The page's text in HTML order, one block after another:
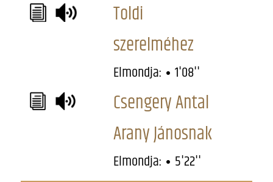
Toldi
szerelméhez
Elmondja: 1'08''
Csengery Antal
Arany Jánosnak
Elmondja: 5'22''